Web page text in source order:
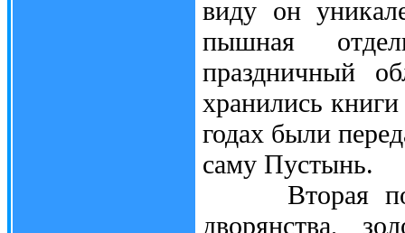
виду он
пышная
праздничный
хранились
годах были
саму Пустынь.
Вторая
дворянства,